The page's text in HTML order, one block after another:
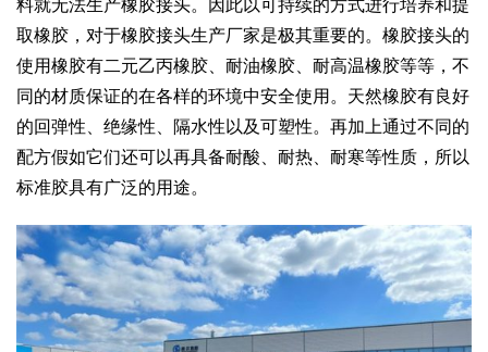
料就无法生产橡胶接头。因此以可持续的方式进行培养和提
取橡胶，对于橡胶接头生产厂家是极其重要的。橡胶接头的
使用橡胶有二元乙丙橡胶、耐油橡胶、耐高温橡胶等等，不
同的材质保证的在各样的环境中安全使用。天然橡胶有良好
的回弹性、绝缘性、隔水性以及可塑性。再加上通过不同的
配方假如它们还可以再具备耐酸、耐热、耐寒等性质，所以
标准胶具有广泛的用途。